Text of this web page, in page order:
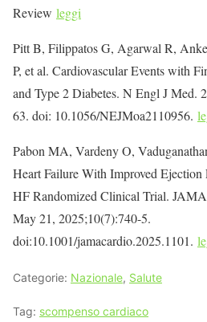
Review leggi
Pitt B, Filippatos G, Agarwal R,
P, et al. Cardiovascular Events with
and Type 2 Diabetes. N Engl J Med.
63. doi: 10.1056/NEJMoa2110956.
Pabon MA, Vardeny O,
Heart Failure With Improved
HF Randomized Clinical Trial.
May 21, 2025;10(7):740-5.
doi:10.1001/jamacardio.2025.1101.
Categorie: Nazionale, Salute
Tag: scompenso cardiaco